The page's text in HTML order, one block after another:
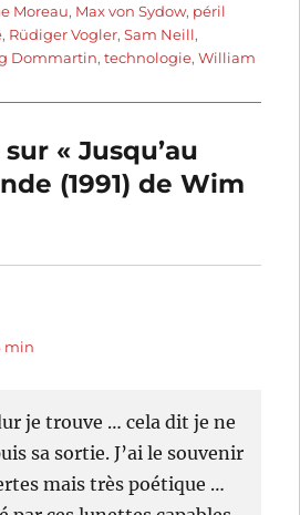
Moreau, Max von Sydow, péril
, Rüdiger Vogler,Sam Neill,
Dommartin,technologie,William
« Jusqu’au
(1991) de Wim
min
je trouve … cela dit je ne
sa sortie. J’ai le souvenir
mais très poétique …